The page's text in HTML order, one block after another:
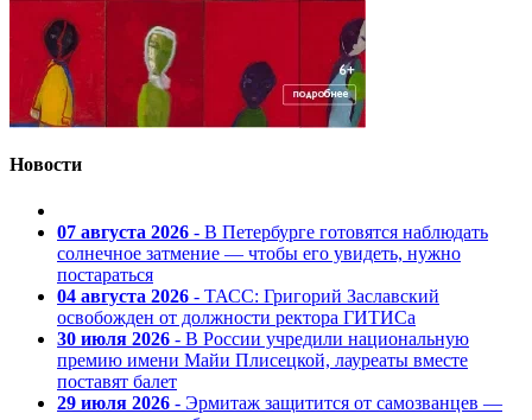
Новости
07 августа 2026 - В Петербурге готовятся наблюдать
солнечное затмение — чтобы его увидеть, нужно
постараться
04 августа 2026 - ТАСС: Григорий Заславский
освобожден от должности ректора ГИТИСа
30 июля 2026 - В России учредили национальную
премию имени Майи Плисецкой, лауреаты вместе
поставят балет
29 июля 2026 - Эрмитаж защитится от самозванцев —